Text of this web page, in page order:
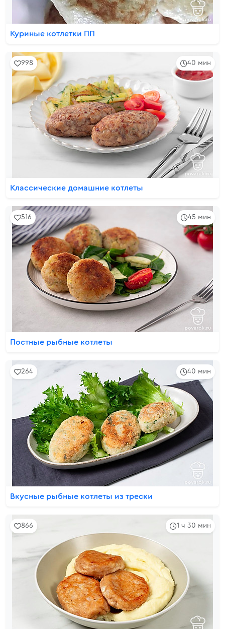
Куриные котлетки ПП
40 мин
998
Классические домашние котлеты
45 мин
516
Постные рыбные котлеты
40 мин
264
Вкусные рыбные котлеты из трески
1 ч 30 мин
866